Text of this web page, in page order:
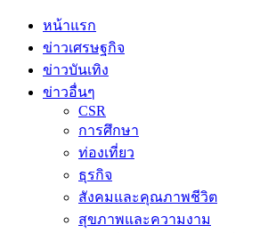
Skip
content
หน้าแรก
ข่าวเศรษฐกิจ
ข่าวบันเทิง
ข่าวอื่นๆ
CSR
การศึกษา
ท่องเที่ยว
ธุรกิจ
สังคมและคุณภาพชีวิต
สุขภาพและความงาม